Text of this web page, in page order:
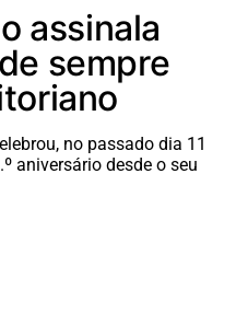
assinala
sempre
no passado dia 11
aniversário desde o seu